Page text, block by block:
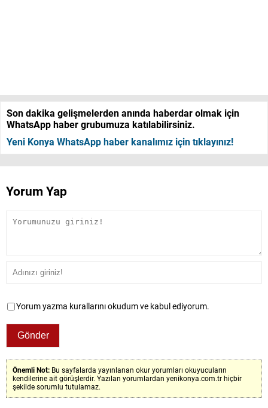
Son dakika gelişmelerden anında haberdar olmak için
WhatsApp haber grubumuza katılabilirsiniz.
Yeni Konya WhatsApp haber kanalımız için tıklayınız!
Yorum Yap
Yorum yazma kurallarını okudum ve kabul ediyorum.
Önemli Not: Bu sayfalarda yayınlanan okur yorumları okuyucuların
kendilerine ait görüşlerdir. Yazılan yorumlardan yenikonya.com.tr hiçbir
şekilde sorumlu tutulamaz.